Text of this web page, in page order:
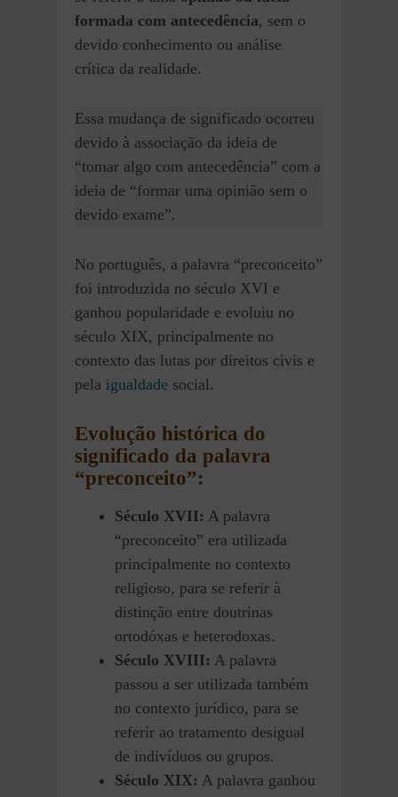
formada com antecedência, sem o
devido conhecimento ou análise
crítica da realidade.
Essa mudança de significado ocorreu
devido à associação da ideia de
“tomar algo com antecedência” com a
ideia de “formar uma opinião sem o
devido exame”.
No português, a palavra “preconceito”
foi introduzida no século XVI e
ganhou popularidade e evoluiu no
século XIX, principalmente no
contexto das lutas por direitos civis e
pela igualdade social.
Evolução histórica do
significado da palavra
“preconceito”:
Século XVII: A palavra
“preconceito” era utilizada
principalmente no contexto
religioso, para se referir à
distinção entre doutrinas
ortodóxas e heterodoxas.
Século XVIII: A palavra
passou a ser utilizada também
no contexto jurídico, para se
referir ao tratamento desigual
de indivíduos ou grupos.
Século XIX: A palavra ganhou